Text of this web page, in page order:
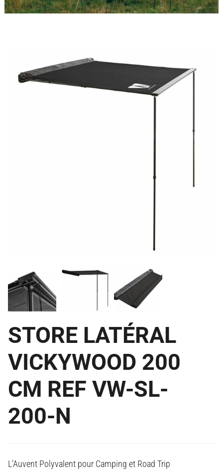
STORE LATÉRAL
VICKYWOOD 200
CM REF VW-SL-
200-N
L’Auvent Polyvalent pour Camping et Road Trip